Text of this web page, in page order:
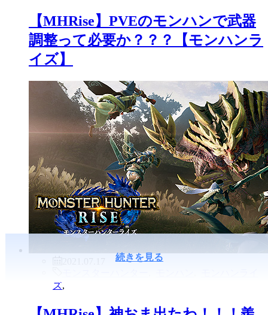
続きを見る
【MHRise】PVEのモンハンで武器
調整って必要か？？？【モンハンラ
イズ】
ズ